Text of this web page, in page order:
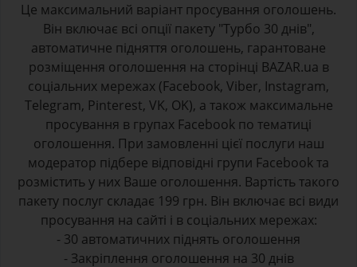
Це максимальний варіант просування оголошень.
Він включає всі опції пакету "Турбо 30 днів",
автоматичне підняття оголошень, гарантоване
розміщення оголошення на сторінці BAZAR.ua в
соціальних мережах (Facebook, Viber, Instagram,
Telegram, Pinterest, VK, OK), а також максимальне
просування в групах Facebook по тематиці
оголошення. При замовленні цієї послуги наш
модератор підбере відповідні групи Facebook та
розмістить у них Ваше оголошення. Вартість такого
пакету послуг складає 199 грн. Він включає всі види
просування на сайті і в соціальних мережах:
- 30 автоматичних піднять оголошення
- Закріплення оголошення на 30 днів